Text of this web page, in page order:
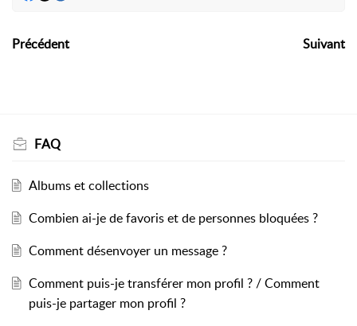
Précédent Suivant
FAQ
Albums et collections
Combien ai-je de favoris et de personnes bloquées ?
Comment désenvoyer un message ?
Comment puis-je transférer mon profil ? / Comment
puis-je partager mon profil ?